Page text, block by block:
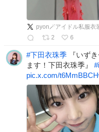
2
6
#下田衣珠季 『いず
ます！下田衣珠季』 #
pic.x.com/